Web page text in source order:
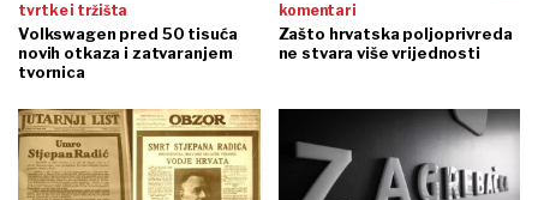
tvrtke i tržišta
Volkswagen pred 50 tisuća
novih otkaza i zatvaranjem
tvornica
komentari
Zašto hrvatska poljoprivreda
ne stvara više vrijednosti